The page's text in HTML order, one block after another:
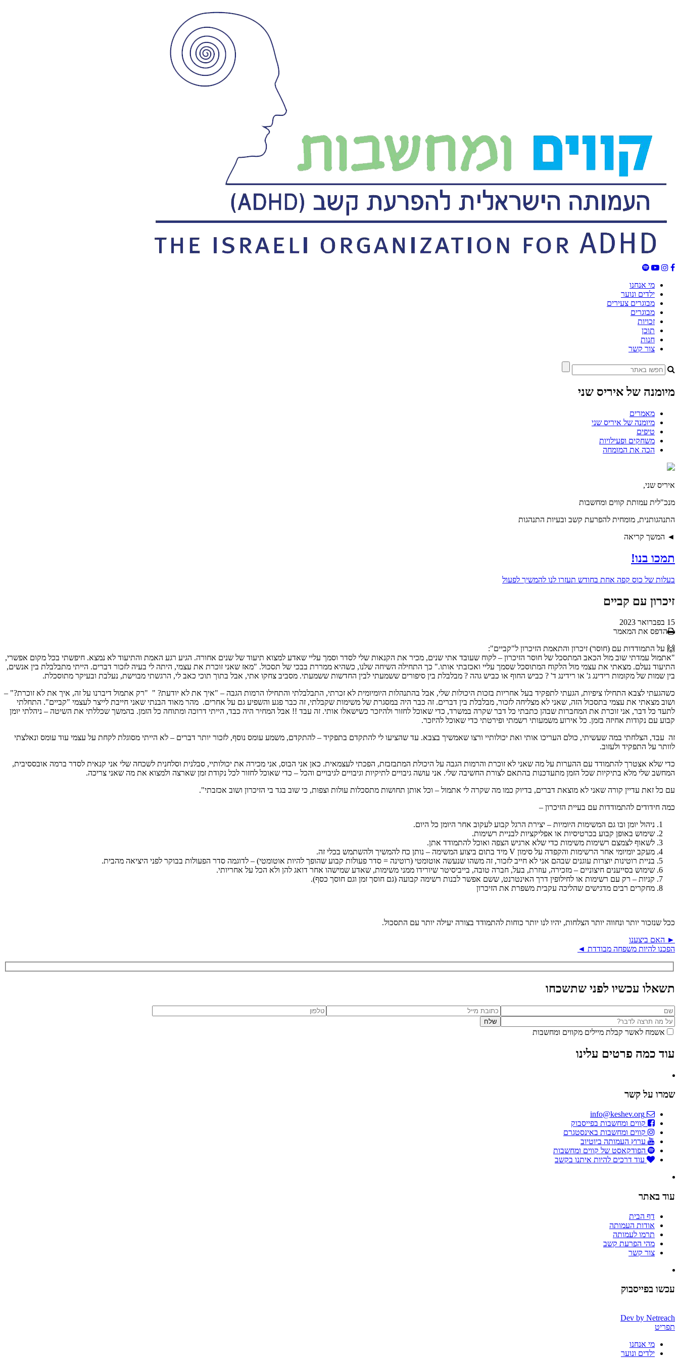
מי אנחנו
ילדים ונוער
מבוגרים צעירים
מבוגרים
זכויות
תוכן
חנות
צור קשר
מיומנה של איריס שני
מאמרים
מיומנה של איריס שני
טיפים
משחקים ופעילויות
הכה את המומחה
איריס שני,
מנכ"לית עמותת קווים ומחשבות
התנהגותנית, מומחית להפרעת קשב ובעיות התנהגות
◄ המשך קריאה
תמכו בנו!
בעלות של כוס קפה אחת בחודש תעזרו לנו להמשיך לפעול
זיכרון עם קביים
15 בפברואר 2023
הדפס את המאמר
🙌 על התמודדות עם (חוסר) זיכרון והתאמת הזיכרון ל"קביים":
"אתמול עמדתי שוב מול הכאב המתסכל של חוסר הזיכרון – לקוח שעובד אתי שנים, מכיר את הקנאות שלי לסדר וסמך עליי שאדע למצוא תיעוד של שנים אחורה. הגיע רגע האמת והתיעוד לא נמצא. חיפשתי בכל מקום אפשרי,
התיעוד נעלם. מצאתי את עצמי מול הלקוח המתוסכל שסמך עליי ואכזבתי אותו." כך התחילה השיחה שלנו, כשהיא ממררת בבכי של תסכול. "מאז שאני זוכרת את עצמי, היתה לי בעיה לזכור דברים. הייתי מתבלבלת בין אנשים,
בין שמות של מקומות רידינג ג' או רידינג ד' ? כביש החוף או כביש גהה ? מבלבלת בין סיפורים ששמעתי לבין החדשות ששמעתי. מסביב צחקו אתי, אבל בתוך תוכי כאב לי, הרגשתי מבוישת, נעלבת ובעיקר מתוסכלת.
כשהגעתי לצבא התחילו ציפיות, הגעתי לתפקיד בעל אחריות בזכות היכולות שלי, אבל בהתנהלות היומיומית לא זכרתי, התבלבלתי והתחילו הרמות הגבה – "איך את לא יודעת? " "רק אתמול דיברנו על זה, איך את לא זוכרת?" –
ושוב מצאתי את עצמי בתסכול הזה, שאני לא מצליחה לזכור, מבלבלת בין דברים. זה כבר היה במסגרת של משימות שקבלתי, זה כבר פגע והשפיע גם על אחרים. מהר מאוד הבנתי שאני חייבת לייצר לעצמי "קביים". התחלתי
לתעד כל דבר, אני זוכרת את המחברות שבהן כתבתי כל דבר שקרה במשרד, כדי שאוכל לחזור ולהיזכר כשישאלו אותי. זה עבד !! אבל המחיר היה כבד, הייתי דרוכה ומתוחה כל הזמן. בהמשך שכללתי את השיטה – ניהלתי יומן
קבוע עם נקודות אחיזה בזמן. כל אירוע משמעותי רשמתי ופירטתי כדי שאוכל להיזכר.
זה עבד, הצלחתי במה שעשיתי, כולם העריכו אותי ואת יכולותיי ורצו שאמשיך בצבא. עד שהציעו לי להתקדם בתפקיד – להתקדם, משמע עומס נוסף, לזכור יותר דברים – לא הייתי מסוגלת לקחת על עצמי עוד עומס ונאלצתי
לוותר על התפקיד ולעזוב.
כדי שלא אצטרך להתמודד עם ההערות על מה שאני לא זוכרת והרמות הגבה על היכולת המתבזבזת, הפכתי לעצמאית. כאן אני הבוס, אני מכירה את יכולותיי, סבלנית וסלחנית לשכחה שלי אני קנאית לסדר ברמה אובססיבית,
המחשב שלי מלא בתיקיות שכל הזמן מתעדכנות בהתאם לצורת החשיבה שלי. אני עושה גיבויים לתיקיות וגיבויים לגיבויים והכל – כדי שאוכל לחזור לכל נקודת זמן שארצה ולמצוא את מה שאני צריכה.
עם כל זאת עדיין קורה שאני לא מוצאת דברים, בדיוק כמו מה שקרה לי אתמול – וכל אותן תחושות מתסכלות עולות וצפות, כי שוב בגד בי הזיכרון ושוב אכזבתי".
כמה חידודים להתמודדות עם בעיית הזיכרון –
ניהול יומן ובו גם המשימות היומיות – יצירת הרגל קבוע לעקוב אחר היומן כל היום.
שימוש באופן קבוע בכרטיסיות או אפליקציות לבניית רשימות.
לשאוף לצמצם רשימות משימות כדי שלא ארגיש הצפה ואוכל להתמודד אתן.
מעקב יומיומי אחר הרשימות והקפדה על סימון V מיד בתום ביצוע המשימה – נותן כח להמשיך ולהשתמש בכלי זה.
בניית רוטינות יוצרות עוגנים שבהם אני לא חייב לזכור, זה משהו שנעשה אוטומטי (רוטינה = סדר פעולות קבוע שהופך להיות אוטומטי) – לדוגמה סדר הפעולות בבוקר לפני היציאה מהבית.
שימוש בסייענים חיצוניים – מזכירה, עוזרת, בעל, חברה טובה, בייביסיטר שיורידו ממני משימות, שאדע שמישהו אחר דואג להן ולא הכל על אחריותי.
קניות – רק עם רשימות או לחילופין דרך האינטרנט, ששם אפשר לבנות רשימה קבועה (גם חוסך זמן וגם חוסך כסף).
מחקרים רבים מדגישים שהליכה עקבית משפרת את הזיכרון
ככל שנזכור יותר ונחווה יותר הצלחות, יהיו לנו יותר כוחות להתמודד בצורה יעילה יותר עם התסכול.
► האם ביצענו
הפכנו להיות משפחה מבודדת ◄
תשאלו עכשיו לפני שתשכחו
אשמח לאשר קבלת מיילים מקווים ומחשבות
עוד כמה פרטים עלינו
שמרו על קשר
קווים ומחשבות בפייסבוק
קווים ומחשבות באינסטגרם
ערוץ העמותה ביוטיוב
הפודקאסט של קווים ומחשבות
עוד דרכים להיות איתנו בקשב
עוד באתר
דף הבית
אודות העמותה
תרמו לעמותה
מהי הפרעת קשב
צור קשר
עכשו בפייסבוק
Dev by Netreach
תפריט
מי אנחנו
ילדים ונוער